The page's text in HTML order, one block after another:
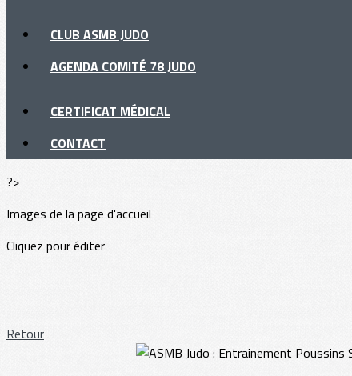
CLUB ASMB JUDO
AGENDA COMITÉ 78 JUDO
CERTIFICAT MÉDICAL
CONTACT
?>
Images de la page d'accueil
Cliquez pour éditer
Retour